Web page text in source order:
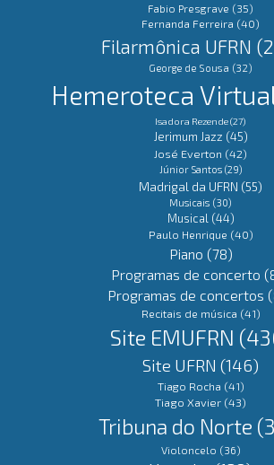
Fabio Presgrave (35)
Fernanda Ferreira (40)
Filarmônica UFRN
George de Sousa (32)
Hemeroteca Virtual
Isadora Rezende(27)
Jerimum Jazz (45)
José Everton (42)
Júnior Santos(29)
Madrigal da UFRN (55)
Musicais (30)
Musical (44)
Paulo Henrique (40)
Piano (78)
Programas de concerto
Programas de concertos
Recitais de música (41)
Site EMUFRN
Site UFRN (146)
Tiago Rocha (41)
Tiago Xavier (43)
Tribuna do Norte
Violoncelo (36)